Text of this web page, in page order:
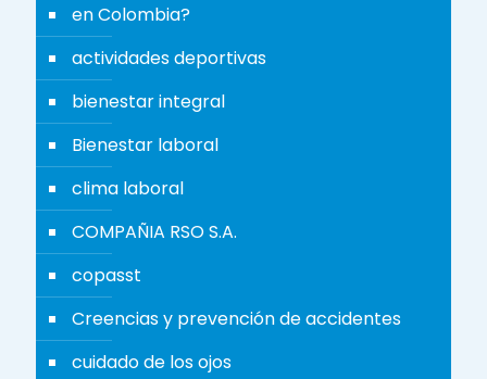
en Colombia?
actividades deportivas
bienestar integral
Bienestar laboral
clima laboral
COMPAÑIA RSO S.A.
copasst
Creencias y prevención de accidentes
cuidado de los ojos